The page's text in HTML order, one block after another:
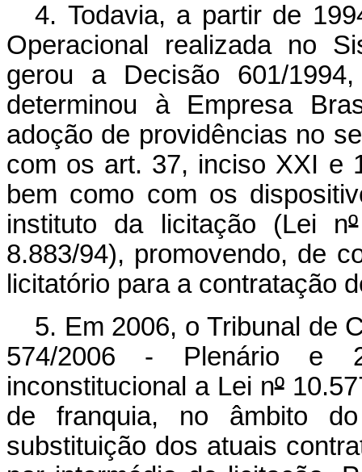
4. Todavia, a partir de
Operacional realizada no
gerou a Decisão 601/
determinou à Empresa
adoção de providências no
com os art. 37, inciso XXI e
bem como com os
instituto da licitação (Lei nº
8.883/94), promovendo, de
licitatório para a contratação
5. Em 2006, o Tribunal de
574/2006 - Plenário e
inconstitucional a Lei nº
de franquia, no âmbito
substituição dos atuais